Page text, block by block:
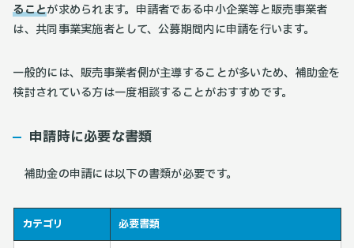
ることが求められます。申請者である中小企業等と販売事業者
は、共同事業実施者として、公募期間内に申請を行います。
一般的には、販売事業者側が主導することが多いため、補助金を
検討されている方は一度相談することがおすすめです。
申請時に必要な書類
補助金の申請には以下の書類が必要です。
カテゴリ 必要書類